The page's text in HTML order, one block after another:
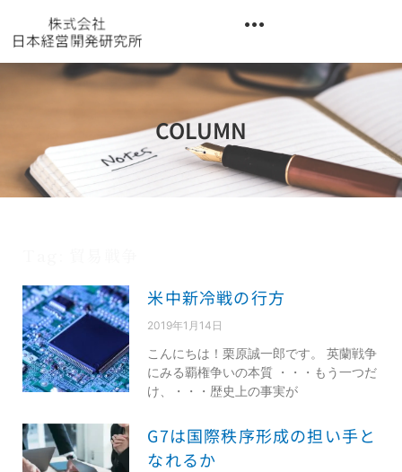
COLUMN
米中新冷戦の行方
2019年1月14日
こんにちは！栗原誠一郎です。 英蘭戦争
にみる覇権争いの本質 ・・・もう一つだ
け、・・・歴史上の事実が
G7は国際秩序形成の担い手と
なれるか